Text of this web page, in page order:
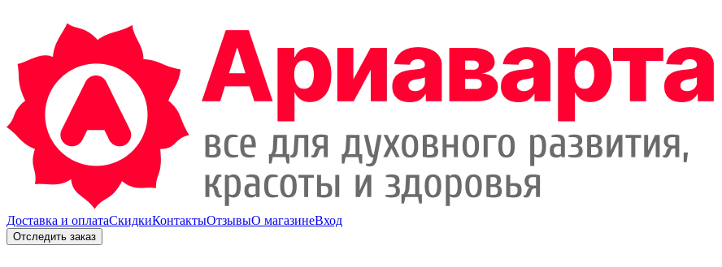
Доставка и оплатаСкидкиКонтактыОтзывыО магазинеВход
Отследить заказ